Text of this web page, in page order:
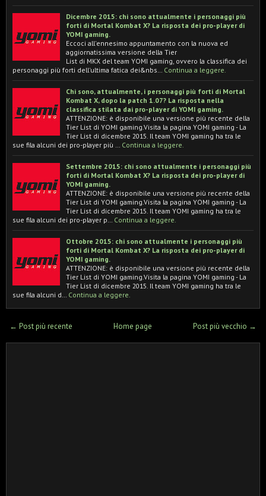
Dicembre 2015: chi sono attualmente i personaggi più
forti di Mortal Kombat X? La risposta dei pro-player di
YOMI gaming.
Eccoci all'ennesimo appuntamento con la nuova ed
aggiornatissima versione della Tier
List di MKX del team YOMI gaming, ovvero la classifica dei
personaggi più forti dell'ultima fatica dei&nbs…
Continua a leggere.
Chi sono, attualmente, i personaggi più forti di Mortal
Kombat X, dopo la patch 1.07? La risposta nella
classifica stilata dai pro-player di YOMI gaming.
ATTENZIONE: è disponibile una versione più recente della
Tier List di YOMI gaming.Visita la pagina YOMI gaming - La
Tier List di dicembre 2015. Il team YOMI gaming ha tra le
sue fila alcuni dei pro-player più …
Continua a leggere.
Settembre 2015: chi sono attualmente i personaggi più
forti di Mortal Kombat X? La risposta dei pro-player di
YOMI gaming.
ATTENZIONE: è disponibile una versione più recente della
Tier List di YOMI gaming.Visita la pagina YOMI gaming - La
Tier List di dicembre 2015. Il team YOMI gaming ha tra le
sue fila alcuni dei pro-player p…
Continua a leggere.
Ottobre 2015: chi sono attualmente i personaggi più
forti di Mortal Kombat X? La risposta dei pro-player di
YOMI gaming.
ATTENZIONE: è disponibile una versione più recente della
Tier List di YOMI gaming.Visita la pagina YOMI gaming - La
Tier List di dicembre 2015. Il team YOMI gaming ha tra le
sue fila alcuni d…
Continua a leggere.
← Post più recente Post più vecchio →
Home page